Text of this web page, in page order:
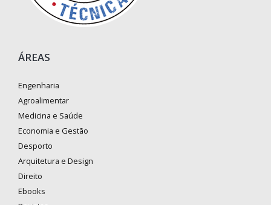
ÁREAS
Engenharia
Agroalimentar
Medicina e Saúde
Economia e Gestão
Desporto
Arquitetura e Design
Direito
Ebooks